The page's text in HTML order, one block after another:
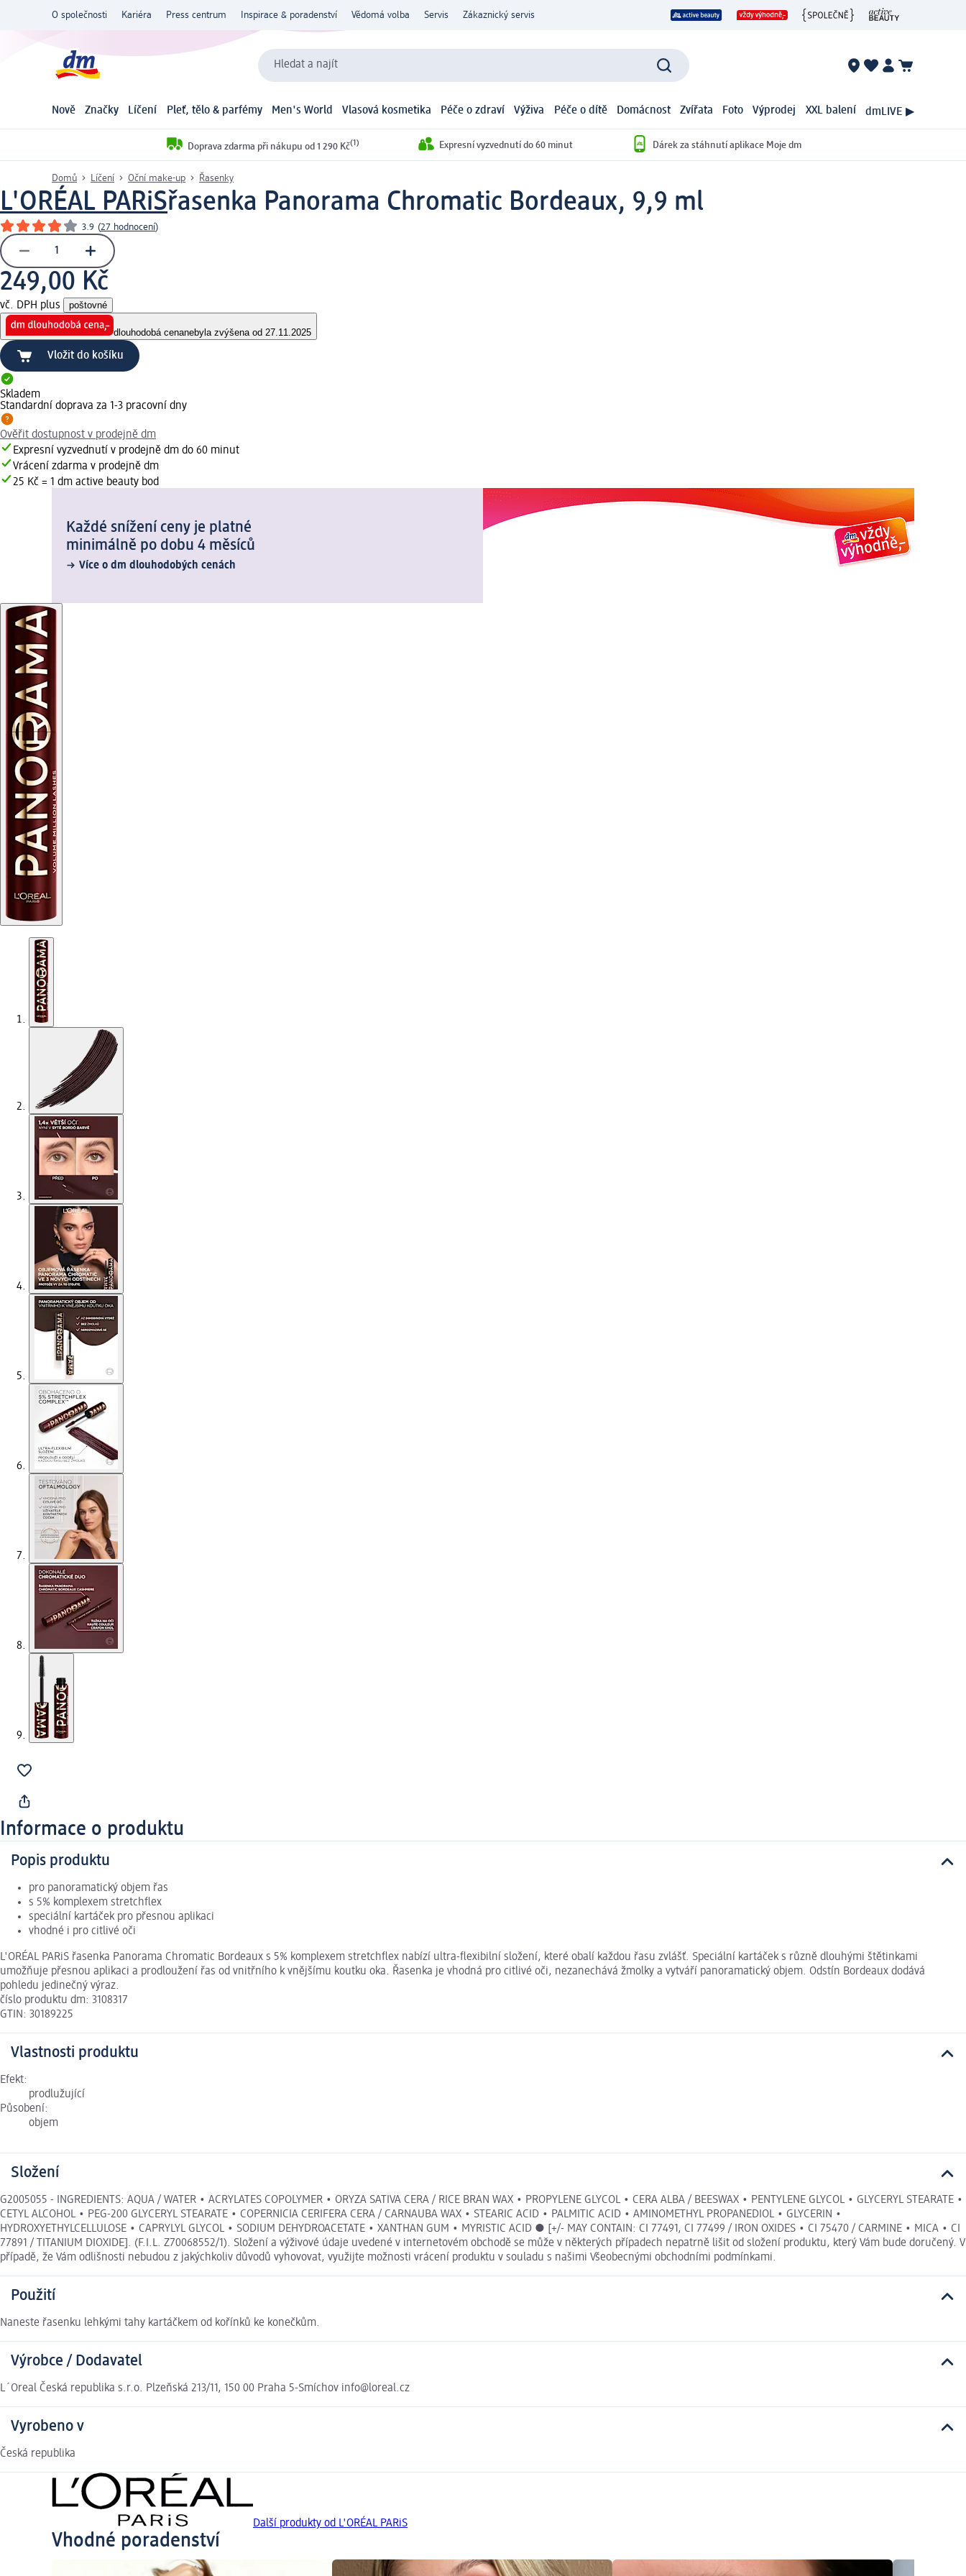
O společnosti Kariéra Press centrum Inspirace & poradenství Vědomá volba Servis Zákaznický servis
Hledat a najít
Nově Značky Líčení Pleť, tělo & parfémy Men's World Vlasová kosmetika Péče o zdraví Výživa Péče o dítě Domácnost Zvířata Foto Výprodej XXL balení dmLIVE ▶
Doprava zdarma při nákupu od 1 290 Kč(1) Expresní vyzvednutí do 60 minut Dárek za stáhnutí aplikace Moje dm
Domů Líčení Oční make-up Řasenky
L'ORÉAL PARiSřasenka Panorama Chromatic Bordeaux, 9,9 ml
3.9 (27 hodnocení)
249,00 Kč
vč. DPH plus poštovné
dlouhodobá cenanebyla zvýšena od 27.11.2025
Vložit do košíku
Skladem
Standardní doprava za 1-3 pracovní dny
Ověřit dostupnost v prodejně dm
Expresní vyzvednutí v prodejně dm do 60 minut
Vrácení zdarma v prodejně dm
25 Kč = 1 dm active beauty bod
Každé snížení ceny je platné
minimálně po dobu 4 měsíců
Více o dm dlouhodobých cenách
Informace o produktu
Popis produktu
pro panoramatický objem řas
s 5% komplexem stretchflex
speciální kartáček pro přesnou aplikaci
vhodné i pro citlivé oči
L'ORÉAL PARiS řasenka Panorama Chromatic Bordeaux s 5% komplexem stretchflex nabízí ultra-flexibilní složení, které obalí každou řasu zvlášť. Speciální kartáček s různě dlouhými štětinkami
umožňuje přesnou aplikaci a prodloužení řas od vnitřního k vnějšímu koutku oka. Řasenka je vhodná pro citlivé oči, nezanechává žmolky a vytváří panoramatický objem. Odstín Bordeaux dodává
pohledu jedinečný výraz.
číslo produktu dm: 3108317
GTIN: 30189225
Vlastnosti produktu
Efekt:
prodlužující
Působení:
objem
Složení
G2005055 - INGREDIENTS: AQUA / WATER • ACRYLATES COPOLYMER • ORYZA SATIVA CERA / RICE BRAN WAX • PROPYLENE GLYCOL • CERA ALBA / BEESWAX • PENTYLENE GLYCOL • GLYCERYL STEARATE •
CETYL ALCOHOL • PEG-200 GLYCERYL STEARATE • COPERNICIA CERIFERA CERA / CARNAUBA WAX • STEARIC ACID • PALMITIC ACID • AMINOMETHYL PROPANEDIOL • GLYCERIN •
HYDROXYETHYLCELLULOSE • CAPRYLYL GLYCOL • SODIUM DEHYDROACETATE • XANTHAN GUM • MYRISTIC ACID ● [+/- MAY CONTAIN: CI 77491, CI 77499 / IRON OXIDES • CI 75470 / CARMINE • MICA • CI
77891 / TITANIUM DIOXIDE]. (F.I.L. Z70068552/1). Složení a výživové údaje uvedené v internetovém obchodě se může v některých případech nepatrně lišit od složení produktu, který Vám bude doručený. V
případě, že Vám odlišnosti nebudou z jakýchkoliv důvodů vyhovovat, využijte možnosti vrácení produktu v souladu s našimi Všeobecnými obchodními podmínkami.
Použití
Naneste řasenku lehkými tahy kartáčkem od kořínků ke konečkům.
Výrobce / Dodavatel
L´Oreal Česká republika s.r.o. Plzeňská 213/11, 150 00 Praha 5-Smíchov info@loreal.cz
Vyrobeno v
Česká republika
Další produkty od L'ORÉAL PARiS
Vhodné poradenství